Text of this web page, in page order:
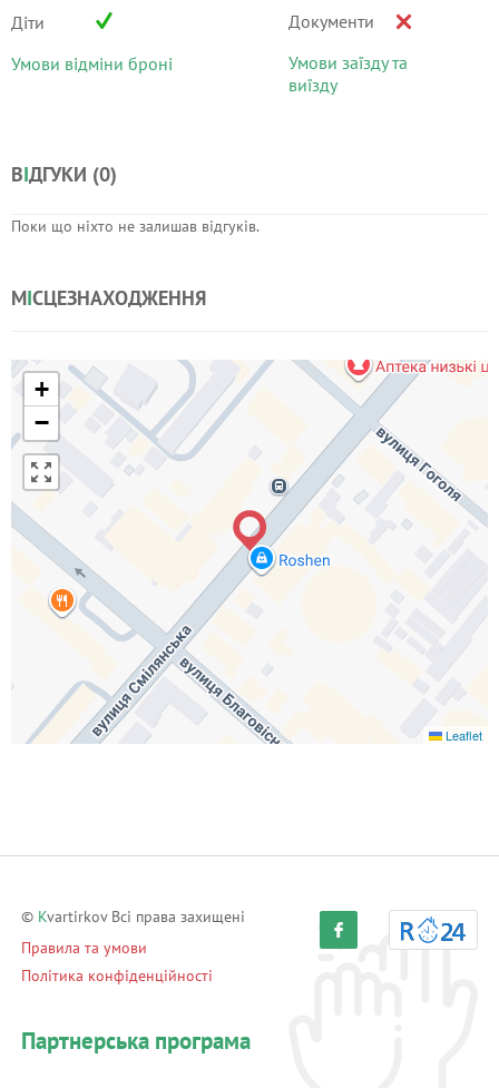
Діти
Умови відміни броні
Документи
Умови заїзду та
виїзду
ВІДГУКИ (0)
Поки що ніхто не залишав відгуків.
МІСЦЕЗНАХОДЖЕННЯ
+
−
Leaflet
© Kvartirkov Всі права захищені
Правила та умови
Політика конфіденційності
Партнерська програма